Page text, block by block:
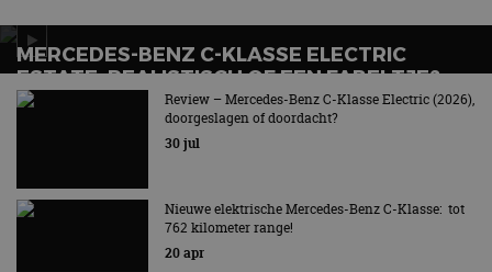
MERCEDES-BENZ C-KLASSE ELECTRIC
ESTATE: REALISTISCH OF EEN FABELTJE?
Het verlossende antwoordReview – Mercedes-Benz C-Klasse Electric (2026),
doorgeslagen of doordacht?
30 jul
Nieuwe elektrische Mercedes-Benz C-Klasse: tot
762 kilometer range!
20 apr
te
CookieScriptConsent
CookieScript
Google Privacy Policy